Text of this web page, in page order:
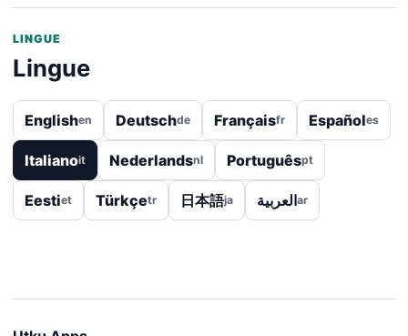
LINGUE
Lingue
Englishen Deutschde Françaisfr Españoles
Italianoit Nederlandsnl Portuguêspt
Eestiet Türkçetr 日本語ja العربيةar